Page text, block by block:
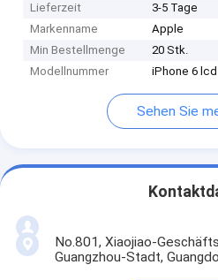
Lieferzeit
3-5 Tage
Markenname
Apple
Min Bestellmenge
20 Stk.
Modellnummer
iPhone 6 lcd
Sehen Sie
No.801, Xiaojiao-
Guangzhou-Stadt,